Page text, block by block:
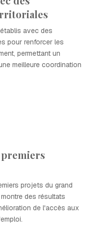
avec des
pour renforcer les
permettant un
meilleure coordination
projets du grand
des résultats
de l'accès aux